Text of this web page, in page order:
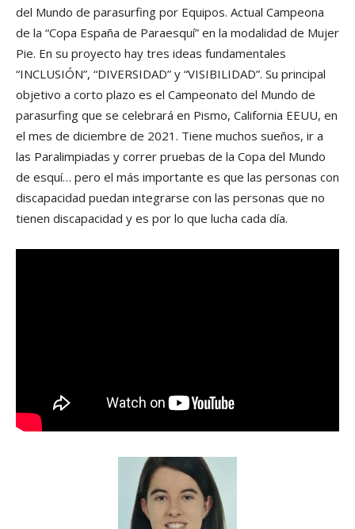
del Mundo de parasurfing por Equipos. Actual Campeona
de la “Copa España de Paraesquí” en la modalidad de Mujer
Pie. En su proyecto hay tres ideas fundamentales
“INCLUSIÓN”, “DIVERSIDAD” y “VISIBILIDAD”. Su principal
objetivo a corto plazo es el Campeonato del Mundo de
parasurfing que se celebrará en Pismo, California EEUU, en
el mes de diciembre de 2021. Tiene muchos sueños, ir a
las Paralimpiadas y correr pruebas de la Copa del Mundo
de esquí… pero el más importante es que las personas con
discapacidad puedan integrarse con las personas que no
tienen discapacidad y es por lo que lucha cada día.